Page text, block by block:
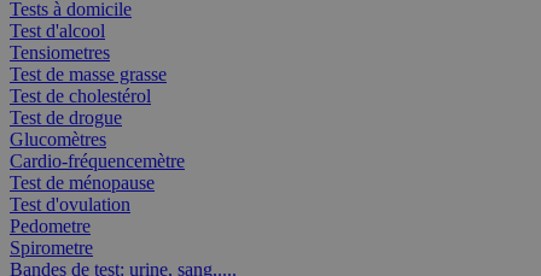
Tests à domicile
Test d'alcool
Tensiometres
Test de masse grasse
Test de cholestérol
Test de drogue
Glucomètres
Cardio-fréquencemètre
Test de ménopause
Test d'ovulation
Pedometre
Spirometre
Bandes de test: urine, sang,....